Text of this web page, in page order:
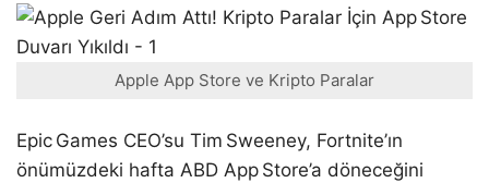
Apple App Store ve Kripto Paralar
Epic Games CEO’su Tim Sweeney, Fortnite’ın
önümüzdeki hafta ABD App Store’a döneceğini